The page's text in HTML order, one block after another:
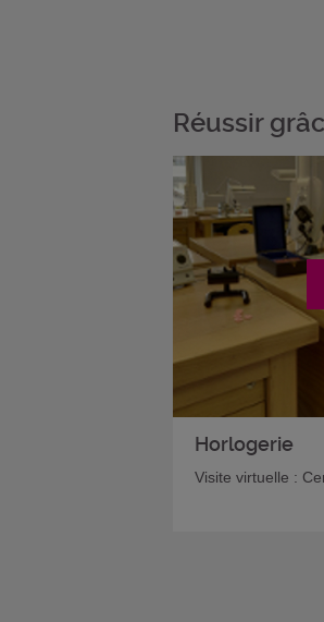
Réussir
Horlogerie
Visite virtuelle :